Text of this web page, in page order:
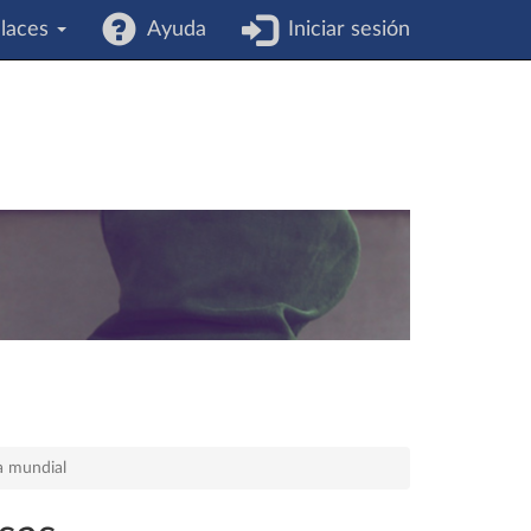
Ayuda Iniciar sesión
mundial